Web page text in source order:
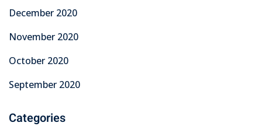
December 2020
November 2020
October 2020
September 2020
Categories